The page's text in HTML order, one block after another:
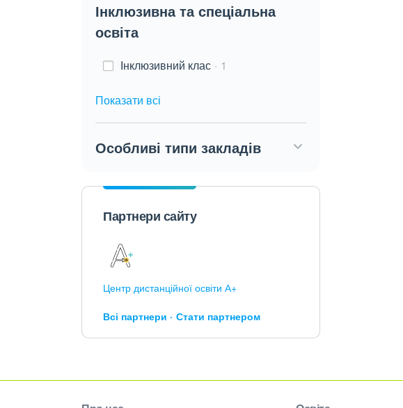
Інклюзивна та спеціальна
освіта
Інклюзивний клас 1
Показати всі
Особливі типи закладів
Партнери сайту
Центр дистанційної освіти А+
Всі партнери Стати партнером